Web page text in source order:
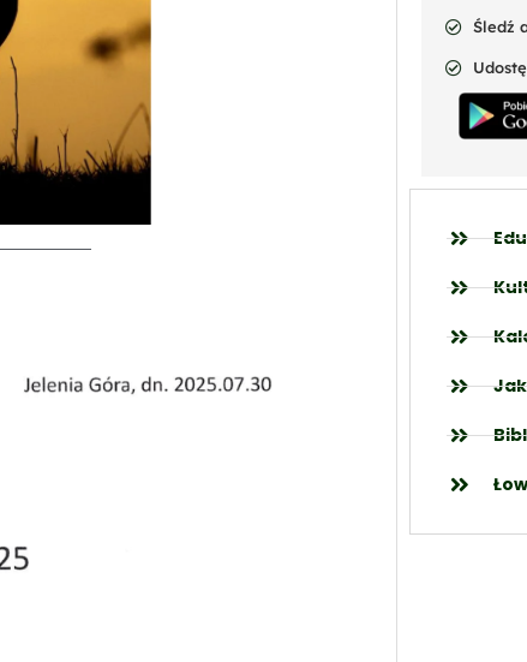
Śledź